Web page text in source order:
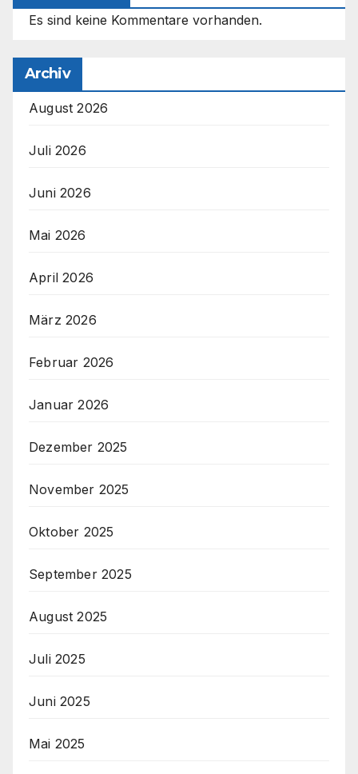
Es sind keine Kommentare vorhanden.
Archiv
August 2026
Juli 2026
Juni 2026
Mai 2026
April 2026
März 2026
Februar 2026
Januar 2026
Dezember 2025
November 2025
Oktober 2025
September 2025
August 2025
Juli 2025
Juni 2025
Mai 2025